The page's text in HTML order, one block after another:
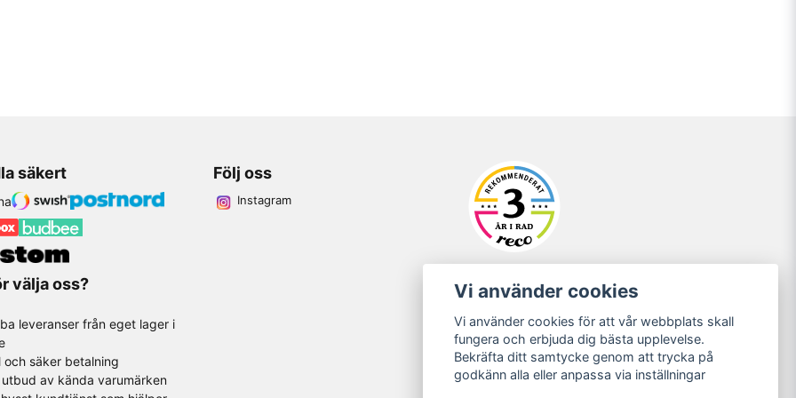
säkert
välja oss?
leveranser från eget lager i
och säker betalning
av kända varumärken
Följ oss
Instagram
Vi använder cookies
Vi använder cookies för att vår webbplats skall
fungera och erbjuda dig bästa upplevelse.
Bekräfta ditt samtycke genom att trycka på
godkänn alla eller anpassa via inställningar